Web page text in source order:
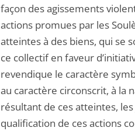
façon des agissements
actions promues par les
atteintes à des biens, qui se
ce collectif en faveur
revendique le caractère
au caractère circonscrit, à la
résultant de ces atteintes,
qualification de ces actions